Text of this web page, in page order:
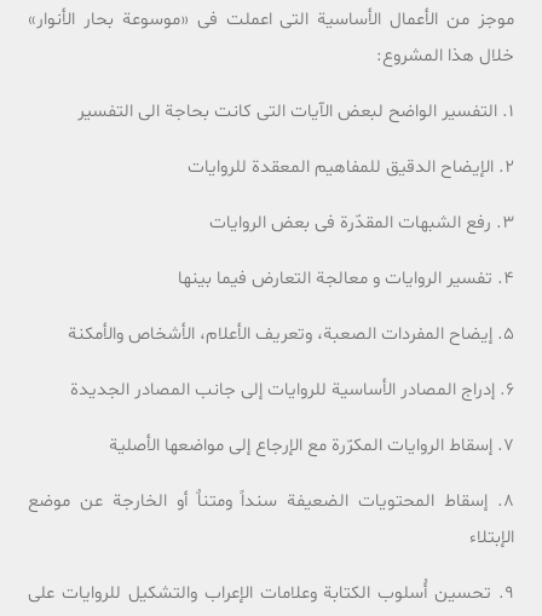
موجز من الأعمال الأساسیة التی اعملت فی «موسوعة بحار الأنوار»
خلال هذا المشروع:
1. التفسیر الواضح لبعض الآیات التی کانت بحاجة الی التفسیر
2. الإیضاح الدقیق للمفاهیم المعقدة للروایات
3. رفع الشبهات المقدّرة فی بعض الروایات
4. تفسیر الروایات و معالجة التعارض فیما بینها
5. إیضاح المفردات الصعبة، وتعریف الأعلام، الأشخاص والأمکنة
6. إدراج المصادر الأساسیة للروایات إلی جانب المصادر الجدیدة
7. إسقاط الروایات المکرّرة مع الإرجاع إلی مواضعها الأصلیة
8. إسقاط المحتویات الضعیفة سنداً ومتناٌ أو الخارجة عن موضع
الإبتلاء
9. تحسین أُسلوب الکتابة وعلامات الإعراب والتشکیل للروایات علی